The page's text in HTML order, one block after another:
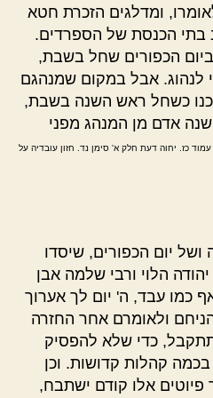
ומדלגים הזכרת חטא
בתי הכנסת של הספרדים.
הכפורים שחל בשבת,
לנהוג. אבל במקום שמנהגם
כשחל ראש השנה בשבת,
אדם מן המנהג מפני
כז. יחוה דעת חלק א' סימן נד. חזון עובדיה על
יום הכפורים, שיסדו
הלוי ורבי שלמה אבן
כמו עבד, ה' יום לך אערוך
ולאומרם אחר החזרה
כדי שלא להפסיק
קהלות קדושות. וכן
פיוטים אלו קודם ישתבח,